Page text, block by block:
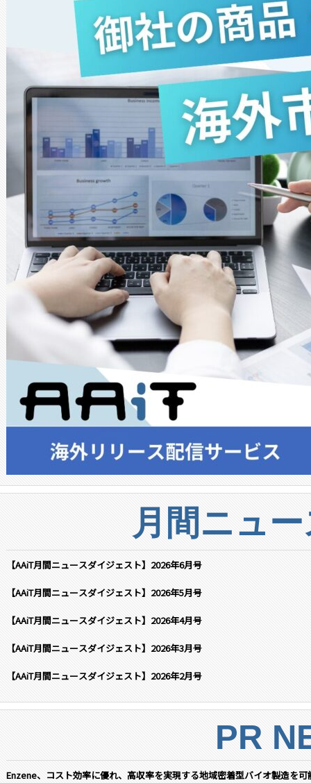
月間ニュ
【AAiT月間ニュースダイジェスト】2026年6月号
【AAiT月間ニュースダイジェスト】2026年5月号
【AAiT月間ニュースダイジェスト】2026年4月号
【AAiT月間ニュースダイジェスト】2026年3月号
【AAiT月間ニュースダイジェスト】2026年2月号
PR
Enzene、コスト効率に優れ、高収率を実現する地域密着型バイオ製造を